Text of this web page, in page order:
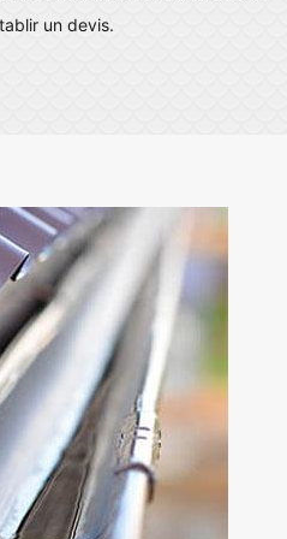
un devis.